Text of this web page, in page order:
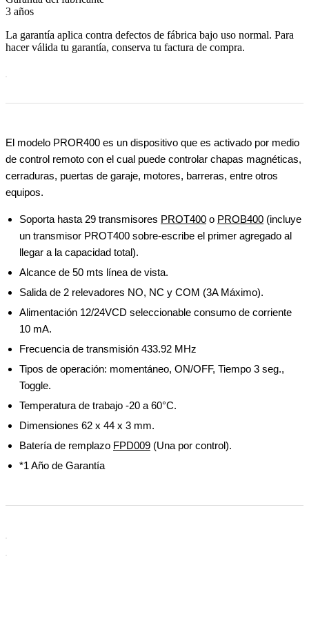
3 años
La garantía aplica contra defectos de fábrica bajo uso normal. Para
hacer válida tu garantía, conserva tu factura de compra.
El modelo PROR400 es un dispositivo que es activado por medio
de control remoto con el cual puede controlar chapas magnéticas,
cerraduras, puertas de garaje, motores, barreras, entre otros
equipos.
Soporta hasta 29 transmisores PROT400 o PROB400 (incluye
un transmisor PROT400 sobre-escribe el primer agregado al
llegar a la capacidad total).
Alcance de 50 mts línea de vista.
Salida de 2 relevadores NO, NC y COM (3A Máximo).
Alimentación 12/24VCD seleccionable consumo de corriente
10 mA.
Frecuencia de transmisión 433.92 MHz
Tipos de operación: momentáneo, ON/OFF, Tiempo 3 seg.,
Toggle.
Temperatura de trabajo -20 a 60°C.
Dimensiones 62 x 44 x 3 mm.
Batería de remplazo FPD009 (Una por control).
*1 Año de Garantía